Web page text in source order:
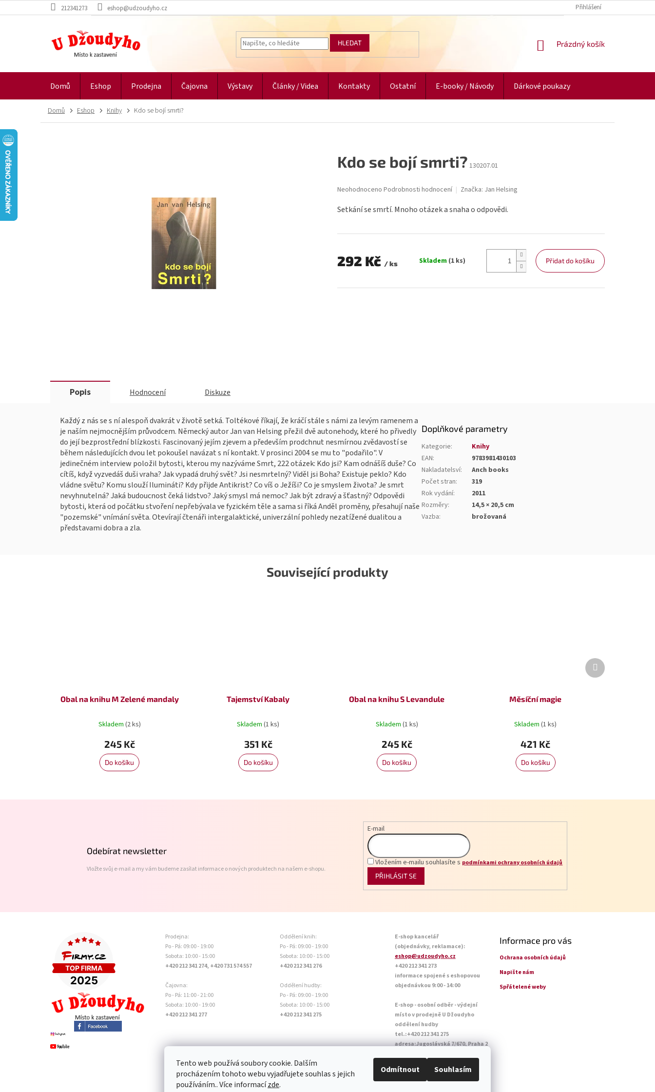
Tento web používá soubory cookie. Dalším
procházením tohoto webu vyjadřujete souhlas s jejich
používáním.. Více informacízde.
Odmítnout Souhlasím
na
212341273 eshop@udzoudyho.cz Přihlášení
HLEDAT
NÁKUPNÍ
Prázdný košík
Domů Eshop Prodejna Čajovna Výstavy Články / Videa Kontakty Ostatní E-booky / Návody Dárkové poukazy
Domů Eshop Knihy Kdo se bojí smrti?
Setkání se smrtí. Mnoho otázek a snaha o odpovědi.
292 Kč / ks
Skladem (1 ks) Přidat do košíku
Kdo se bojí smrti? 130207.01
Průměrné
produktu
z
hvězdiček.
Neohodnoceno Podrobnosti hodnocení Značka: Jan Helsing
Související produkty
Obal na knihu M Zelené mandaly
Skladem (2 ks)
245 Kč
Do košíku
Tajemství Kabaly
Skladem(1 ks)
351 Kč
Do košíku
Obal na knihu S Levandule
Skladem (1 ks)
245 Kč
Do košíku
Měsíční magie
Skladem(1 ks)
421 Kč
Do košíku
Další
produkt
Popis Hodnocení Diskuze
Každý z nás se s ní alespoň dvakrát v životě setká. Toltékové říkají, že kráčí stále s námi za levým ramenem a
je naším nejmocnějším průvodcem. Německý autor Jan van Helsing přežil dvě autonehody, které ho přivedly
do její bezprostřední blízkosti. Fascinovaný jejím zjevem a především prodchnut nesmírnou zvědavostí se
během následujících dvou let pokoušel navázat s ní kontakt. V prosinci 2004 se mu to "podařilo". V
jedinečném interview položil bytosti, kterou my nazýváme Smrt, 222 otázek: Kdo jsi? Kam odnášíš duše? Co
cítíš, když vyzvedáš duši vraha? Jak vypadá druhý svět? Jsi nesmrtelný? Viděl jsi Boha? Existuje peklo? Kdo
vládne světu? Komu slouží Ilumináti? Kdy přijde Antikrist? Co víš o Ježíši? Co je smyslem života? Je smrt
nevyhnutelná? Jaká budoucnost čeká lidstvo? Jaký smysl má nemoc? Jak být zdravý a šťastný? Odpovědi
bytosti, která od počátku stvoření nepřebývala ve fyzickém těle a sama si říká Anděl proměny, přesahují naše
"pozemské" vnímání světa. Otevírají čtenáři intergalaktické, univerzální pohledy nezatížené dualitou a
představami dobra a zla.
Doplňkové parametry
Kategorie:
Knihy
EAN:
9783981430103
Nakladatelsví:
Anch books
Počet stran:
319
Rok vydání:
2011
Rozměry:
14,5 × 20,5 cm
Vazba: brožovaná
Odebírat newsletter
Vložte svůj e-mail a my vám budeme zasílat informace o nových produktech na našem e-shopu.
E-mail
Vložením e-mailu souhlasíte s podmínkami ochrany osobních údajů
PŘIHLÁSIT SE
Prodejna:
Po - Pá: 09:00 - 19:00
Sobota: 10:00 - 15:00
+420 212 341 274, +420 731 574 557
Čajovna:
Po - Pá: 11:00 - 21:00
Sobota: 10:00 - 19:00
+420 212 341 277
Oddělení knih:
Po - Pá: 09:00 - 19:00
Sobota: 10:00 - 15:00
+420 212 341 276
Oddělení hudby:
Po - Pá: 09:00 - 19:00
Sobota: 10:00 - 15:00
+420 212 341 275
E-shop kancelář
(objednávky, reklamace):
eshop@udzoudyho.cz
+420 212 341 273
informace spojené s eshopovou
objednávkou 9:00 - 14:00
E-shop - osobní odběr - výdejní
místo v prodejně U Džoudyho
oddělení hudby
tel.:+420 212 341 275
adresa:Jugoslávská 7/670, Praha 2
Informace pro vás
Ochrana osobních údajů
Napište nám
Spřátelené weby